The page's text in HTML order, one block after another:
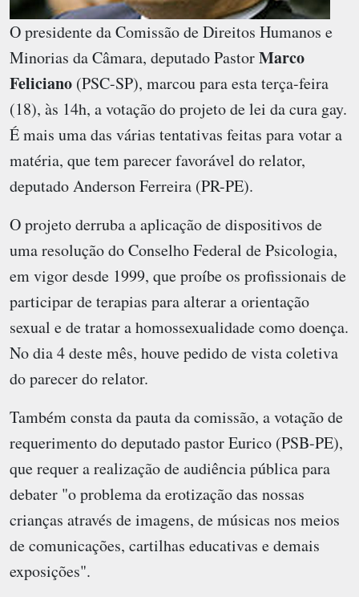
O presidente da Comissão de Direitos Humanos e
Minorias da Câmara, deputado PastorMarco
Feliciano (PSC-SP), marcou para esta terça-feira
(18), às 14h, a votação do projeto de lei da cura gay.
É mais uma das várias tentativas feitas para votar a
matéria, que tem parecer favorável do relator,
deputado Anderson Ferreira (PR-PE).
O projeto derruba a aplicação de dispositivos de
uma resolução do Conselho Federal de Psicologia,
em vigor desde 1999, que proíbe os profissionais de
participar de terapias para alterar a orientação
sexual e de tratar a homossexualidade como doença.
No dia 4 deste mês, houve pedido de vista coletiva
do parecer do relator.
Também consta da pauta da comissão, a votação de
requerimento do deputado pastor Eurico (PSB-PE),
que requer a realização de audiência pública para
debater "o problema da erotização das nossas
crianças através de imagens, de músicas nos meios
de comunicações, cartilhas educativas e demais
exposições".